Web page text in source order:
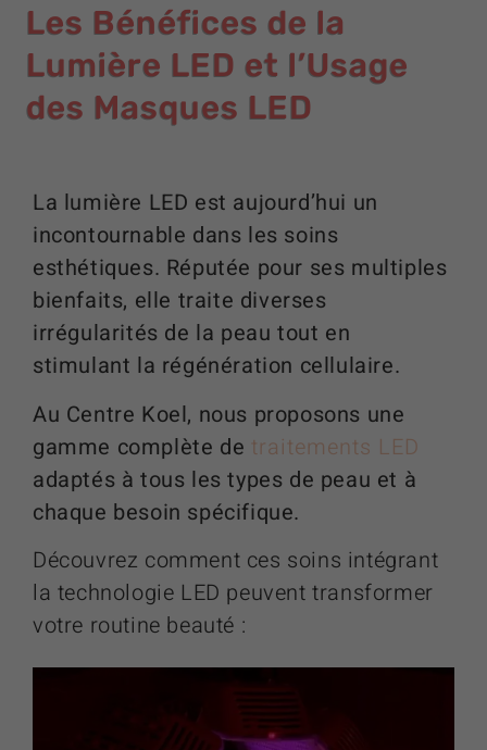
Les Bénéfices de la
Lumière LED et l’Usage
des Masques LED
La lumière LED est aujourd’hui un
incontournable dans les soins
esthétiques. Réputée pour ses multiples
bienfaits, elle traite diverses
irrégularités de la peau tout en
stimulant la régénération cellulaire.
Au Centre Koel, nous proposons une
gamme complète de traitements LED
adaptés à tous les types de peau et à
chaque besoin spécifique.
Découvrez comment ces soins intégrant
la technologie LED peuvent transformer
votre routine beauté :